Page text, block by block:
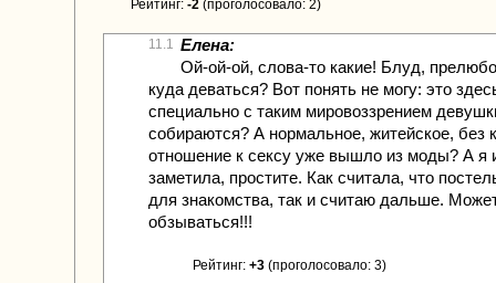
Рейтинг: -2 (проголосовало: 2)
11.1 Елена:
Ой-ой-ой, слова-то какие! Блуд,
куда деваться? Вот понять не могу: это
специально с таким мировоззрением
собираются? А нормальное, житейское, без
отношение к сексу уже вышло из моды? А я
заметила, простите. Как считала, что
для знакомства, так и считаю дальше.
обзываться!!!
Рейтинг: +3 (проголосовало: 3)